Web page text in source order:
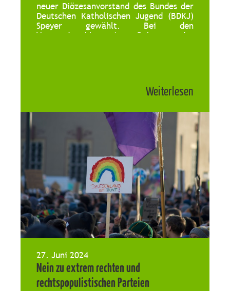
neuer Diözesanvorstand des Bundes der
Deutschen Katholischen Jugend (BDKJ)
Speyer gewählt. Bei den
Vorstandswahlen im Rahmen der
bedeutet die Wahl nun einen Wechsel
Weiterlesen
27. Juni 2024
Nein zu extrem rechten und
rechtspopulistischen Parteien